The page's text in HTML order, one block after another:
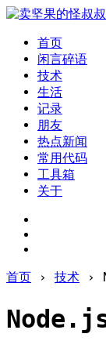
首页
闲言碎语
技术
生活
记录
朋友
热点新闻
常用代码
工具箱
关于
首页 › 技术 ›